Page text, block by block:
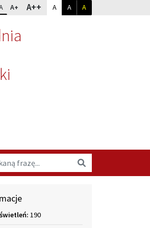
rozmiar czcionki
rozmiar standardowy
A+ rozmiar powiększony
A++rozmiar największy
Dopasuj kontrast
A kontrast standardowy
A kontrast biały na czarnym
A
190